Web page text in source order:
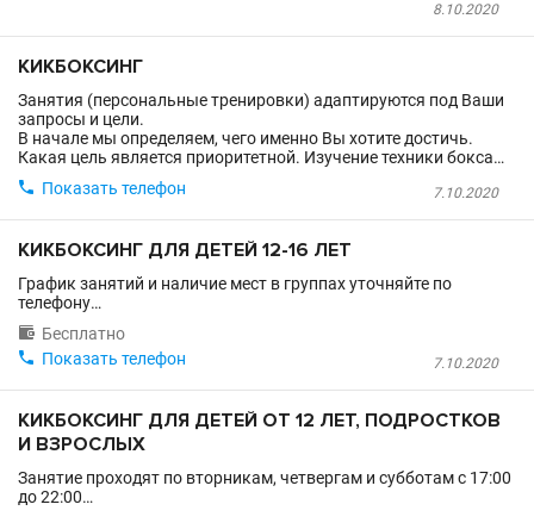
8.10.2020
КИКБОКСИНГ
Занятия (персональные тренировки) адаптируются под Ваши
запросы и цели.
В начале мы определяем, чего именно Вы хотите достичь.
Какая цель является приоритетной. Изучение техники бокса…
7.10.2020
 Показать телефон
КИКБОКСИНГ ДЛЯ ДЕТЕЙ 12-16 ЛЕТ
График занятий и наличие мест в группах уточняйте по
телефону…
 Бесплатно
7.10.2020
 Показать телефон
КИКБОКСИНГ ДЛЯ ДЕТЕЙ ОТ 12 ЛЕТ, ПОДРОСТКОВ
И ВЗРОСЛЫХ
Занятие проходят по вторникам, четвергам и субботам с 17:00
до 22:00…